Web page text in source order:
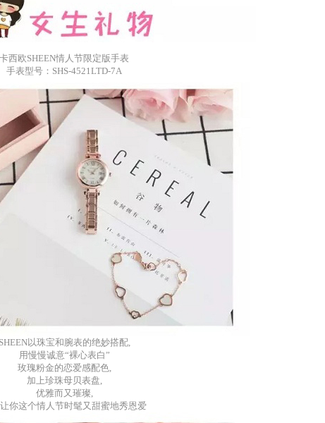
卡西欧SHEEN情人节限定版手表
手表型号： SHS-4521LTD-7A
SHEEN以珠宝和腕表的绝妙搭配,
用慢慢诚意“裸心表白”
玫瑰粉金的恋爱感配色,
加上珍珠母贝表盘,
优雅而又璀璨,
你这个情人节时髦又甜蜜地秀恩爱